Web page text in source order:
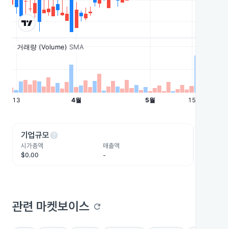
기업규모help
시가총액
$0.00
매출액
-
관련 마켓보이스 refresh